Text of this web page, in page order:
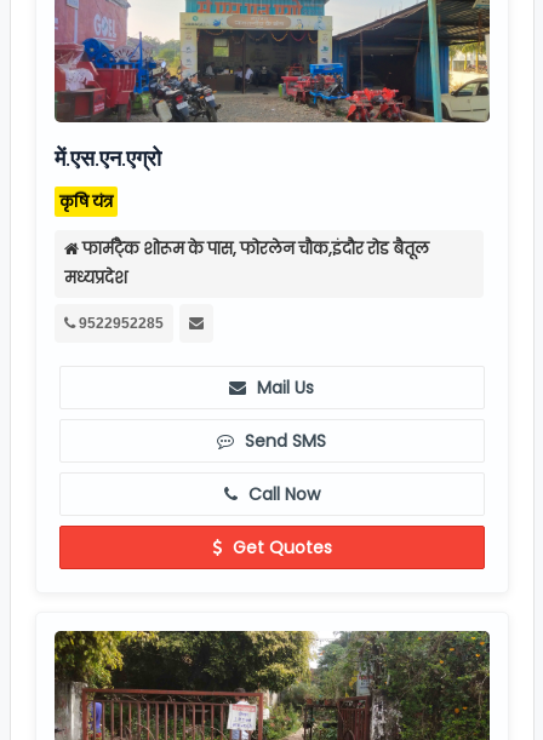
में.एस.एन.एग्रो
कृषि यंत्र
फार्मटै्क शोरूम के पास, फोरलेन चौक,इंदौर रोड बैतूल
9522952285
Send SMS
Call Now
Get Quotes